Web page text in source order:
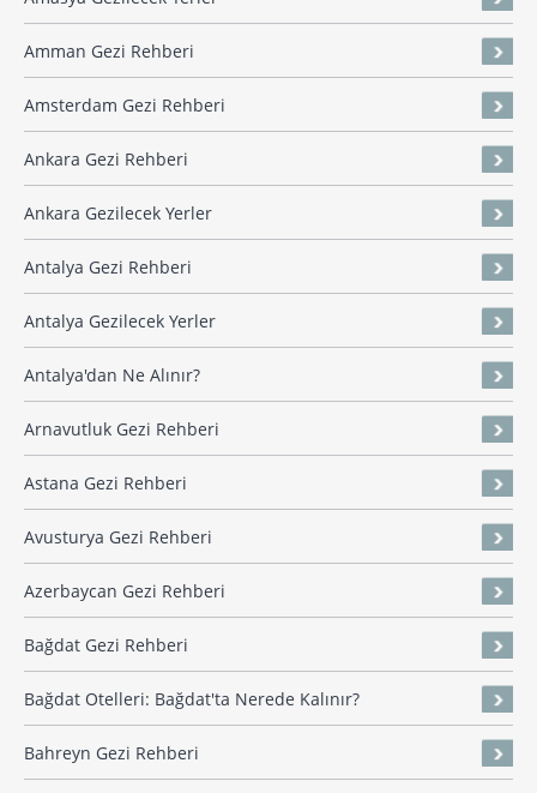
Amman Gezi Rehberi
Amsterdam Gezi Rehberi
Ankara Gezi Rehberi
Ankara Gezilecek Yerler
Antalya Gezi Rehberi
Antalya Gezilecek Yerler
Antalya'dan Ne Alınır?
Arnavutluk Gezi Rehberi
Astana Gezi Rehberi
Avusturya Gezi Rehberi
Azerbaycan Gezi Rehberi
Bağdat Gezi Rehberi
Bağdat Otelleri: Bağdat'ta Nerede Kalınır?
Bahreyn Gezi Rehberi